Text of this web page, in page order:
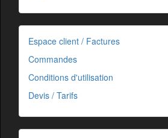
Espace client / Factures
Commandes
Conditions d'utilisation
Devis / Tarifs